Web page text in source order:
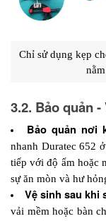
Chỉ sử dụng kẹp
3.2. Bảo quản -
Bảo quản nơi
nhanh Duratec 652
tiếp với độ ẩm hoặc
sự ăn mòn và hư
Vệ sinh sau khi
vải mềm hoặc bàn